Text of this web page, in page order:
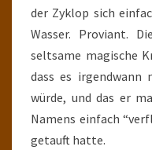
der Zyklop sich
Wasser. Proviant.
seltsame magische
dass es irgendwann
würde, und das er
Namens einfach
getauft hatte.